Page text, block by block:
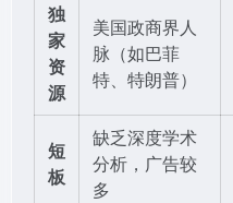
独
家
资
源
美国政商界人
脉（如巴菲
特、特朗普）
短
板
缺乏深度学术
分析，广告较
多